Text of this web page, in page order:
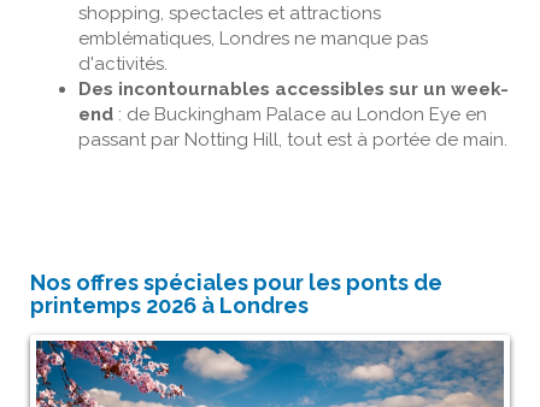
shopping, spectacles et attractions
emblématiques, Londres ne manque pas
d'activités.
Des incontournables accessibles sur un week-
end : de Buckingham Palace au London Eye en
passant par Notting Hill, tout est à portée de main.
Nos offres spéciales pour les ponts de
printemps 2026 à Londres